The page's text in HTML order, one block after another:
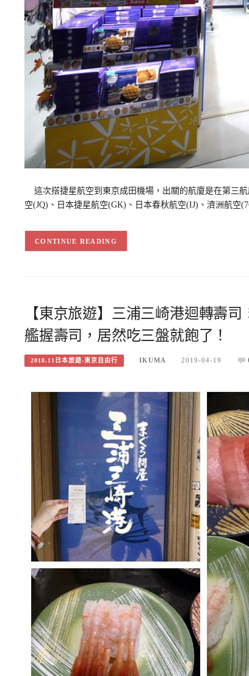
這次搭捷星航空到東京成田機場，出關的航廈是在第三
空(JQ)、日本捷星航空(GK)、日本春秋航空(IJ)、濟洲航空
CONTINUE READING
【東京旅遊】三浦三崎港迴轉壽
艦握壽司，居然吃三盤就飽了！
2018.11日本旅遊-東京自由行 IKUMA 2019-04-19